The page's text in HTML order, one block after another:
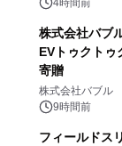
4時間前
株式会社バブ
EVトゥクトゥ
寄贈
株式会社バブル
9時間前
フィールドス